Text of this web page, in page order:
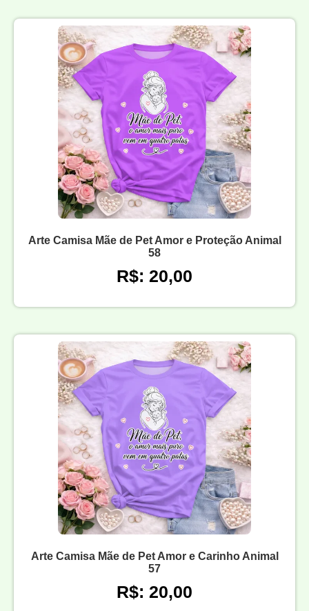
Arte Camisa Mãe de Pet Amor e Proteção Animal
58
R$: 20,00
Arte Camisa Mãe de Pet Amor e Carinho Animal
57
R$: 20,00